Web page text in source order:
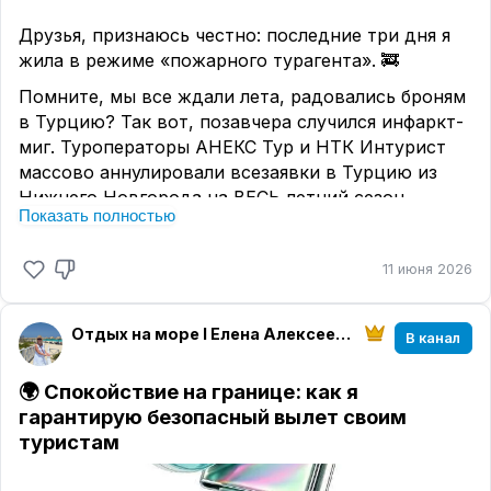
там ожидали рейс как в богатом хорошем
ресторане, все супер !
Спасибо 😉
#ОтзывТуристов
#Турция
Друзья, признаюсь честно: последние три дня я
жила в режиме «пожарного турагента». 🚒
Помните, мы все ждали лета, радовались броням
в Турцию? Так вот, позавчера случился инфаркт-
миг. Туроператоры АНЕКС Тур и НТК Интурист
массово аннулировали всезаявки в Турцию из
Нижнего Новгорода на ВЕСЬ летний сезон.
лицензию. И всё. Титаник уплыл без нас.
вдруг найдут замену? Посадят другой борт?» 😬
Чуда, увы, не случилось.
Многие туристы остались лицом к лицу с
отменённым отпуском. Кому-то пришлось
судорожно перебронироваться с вылетом из
Казани, Москвы или Самары.
Показать полностью
11 июня 2026
Отдых на море I Елена Алексеева I МирАмор В канал
🌍 Спокойствие на границе: как я
гарантирую безопасный вылет своим
туристам